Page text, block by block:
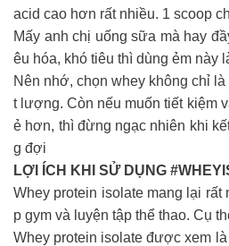
acid cao hơn rất nhiều. 1 scoop
Mấy anh chị uống sữa mà hay
êu hóa, khó tiêu thì dùng ẻm này
Nên nhớ, chọn whey không chỉ
t lượng. Còn nếu muốn tiết kiệm
ẻ hơn, thì đừng ngạc nhiên khi
g đợi
LỢI ÍCH KHI SỬ DỤNG
Whey protein isolate mang lại
p gym và luyện tập thể thao. Cụ
Whey protein isolate được xem